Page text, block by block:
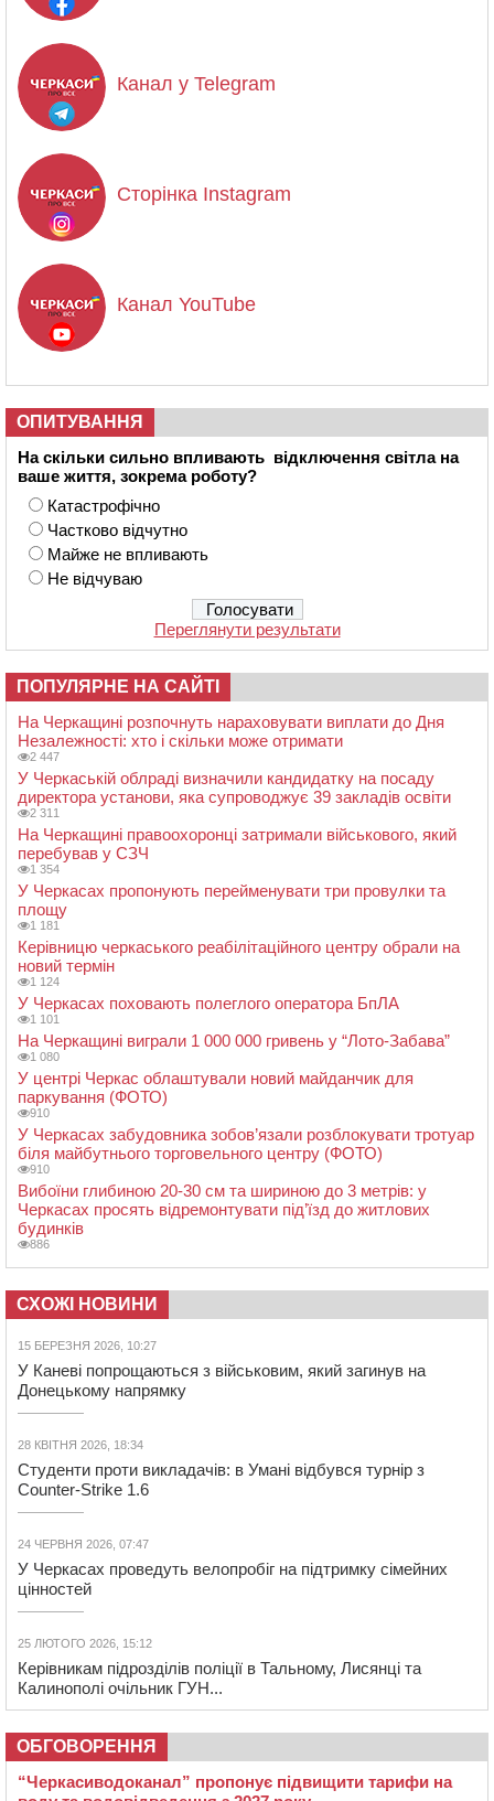
Канал у Telegram
Сторінка Instagram
Канал YouTube
ОПИТУВАННЯ
На скільки сильно впливають відключення світла на
ваше життя, зокрема роботу?
Катастрофічно
Частково відчутно
Майже не впливають
Не відчуваю
Переглянути результати
ПОПУЛЯРНЕ НА САЙТІ
На Черкащині розпочнуть нараховувати виплати до Дня
Незалежності: хто і скільки може отримати
2 447
У Черкаській облраді визначили кандидатку на посаду
директора установи, яка супроводжує 39 закладів освіти
2 311
На Черкащині правоохоронці затримали військового, який
перебував у СЗЧ
1 354
У Черкасах пропонують перейменувати три провулки та
площу
1 181
Керівницю черкаського реабілітаційного центру обрали на
новий термін
1 124
У Черкасах поховають полеглого оператора БпЛА
1 101
На Черкащині виграли 1 000 000 гривень у “Лото-Забава”
1 080
У центрі Черкас облаштували новий майданчик для
паркування (ФОТО)
910
У Черкасах забудовника зобов’язали розблокувати тротуар
біля майбутнього торговельного центру (ФОТО)
910
Вибоїни глибиною 20-30 см та шириною до 3 метрів: у
Черкасах просять відремонтувати під’їзд до житлових
будинків
886
СХОЖІ НОВИНИ
15 БЕРЕЗНЯ 2026, 10:27
У Каневі попрощаються з військовим, який загинув на
Донецькому напрямку
28 КВІТНЯ 2026, 18:34
Студенти проти викладачів: в Умані відбувся турнір з
Counter-Strike 1.6
24 ЧЕРВНЯ 2026, 07:47
У Черкасах проведуть велопробіг на підтримку сімейних
цінностей
25 ЛЮТОГО 2026, 15:12
Керівникам підрозділів поліції в Тальному, Лисянці та
Калинополі очільник ГУН...
ОБГОВОРЕННЯ
“Черкасиводоканал” пропонує підвищити тарифи на